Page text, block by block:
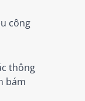
công
thông
bám